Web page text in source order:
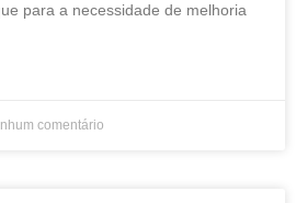
para a necessidade de melhoria
comentário